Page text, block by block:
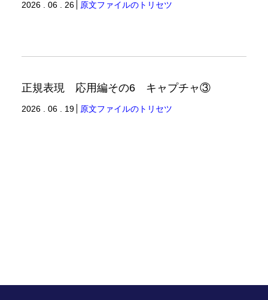
2026 . 06 . 26 原文ファイルのトリセツ
正規表現 応用編その6 キャプチャ③
2026 . 06 . 19 原文ファイルのトリセツ